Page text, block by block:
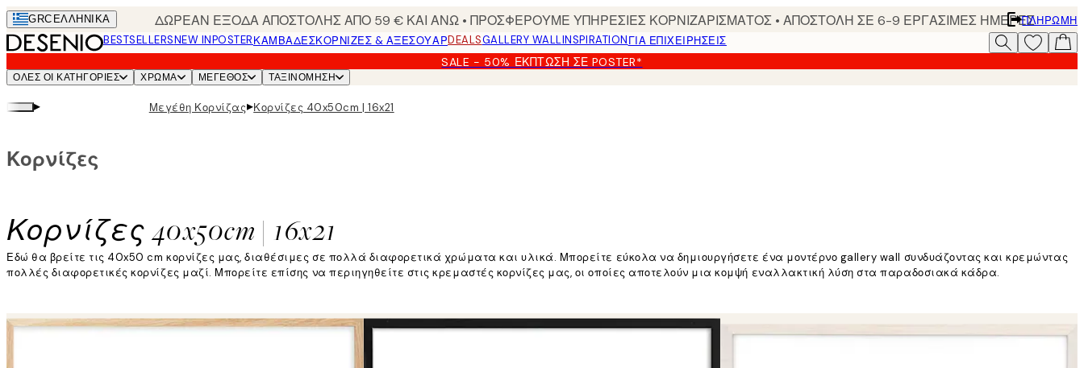
Skip
to
main
content.
GRC ΕΛΛΗΝΙΚΆ ΔΩΡΕΑΝ ΕΞΟΔΑ ΑΠΟΣΤΟΛΗΣ ΑΠΟ 59 € ΚΑΙ ΑΝΩ • ΠΡΟΣΦΕΡΟΥΜΕ ΥΠΗΡΕΣΙΕΣ ΚΟΡΝΙΖΑΡΙΣΜΑΤΟΣ • ΑΠΟΣΤΟΛΗ ΣΕ 6-9 ΕΡΓΑΣΙΜΕΣ ΗΜΕΡΕΣΠΛΗΡΩΜΉ
BESTSELLERSNEW INPOSTERΚΑΜΒΆΔΕΣΚΟΡΝΊΖΕΣ & ΑΞΕΣΟΥΆΡDEALSGALLERY WALLINSPIRATIONΓΙΑ ΕΠΙΧΕΙΡΗΣΕΙΣ
SALE - 50% ΈΚΠΤΩΣΗ ΣΕ POSTER*
ΌΛΕΣ ΟΙ ΚΑΤΗΓΟΡΊΕΣ ΧΡΩΜΑ ΜΕΓΕΘΟΣ ΤΑΞΙΝΌΜΗΣΗ
▸ Μεγέθη Κορνίζας▸Κορνίζες 40x50cm | 16x21
Κορνίζες 40x50cm | 16x21
Κορνίζες
Εδώ θα βρείτε τις 40x50 cm κορνίζες μας, διαθέσιμες σε πολλά διαφορετικά χρώματα και υλικά. Μπορείτε εύκολα να δημιουργήσετε ένα μοντέρνο gallery wall συνδυάζοντας και κρεμώντας
πολλές διαφορετικές κορνίζες μαζί. Μπορείτε επίσης να περιηγηθείτε στις κρεμαστές κορνίζες μας, οι οποίες αποτελούν μια κομψή εναλλακτική λύση στα παραδοσιακά κάδρα.
Διαβάστε περισσότερα